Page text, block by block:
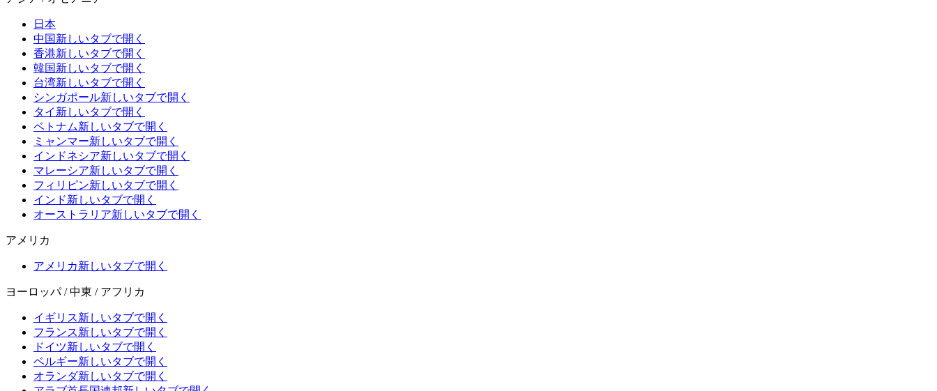
日本
中国新しいタブで開く
香港新しいタブで開く
韓国新しいタブで開く
台湾新しいタブで開く
シンガポール新しいタブで開く
タイ 新しいタブで開く
ベトナム新しいタブで開く
ミャンマー新しいタブで開く
インドネシア新しいタブで開く
マレーシア新しいタブで開く
フィリピン新しいタブで開く
インド新しいタブで開く
オーストラリア新しいタブで開く
アメリカ
アメリカ新しいタブで開く
ヨーロッパ / 中東 / アフリカ
イギリス新しいタブで開く
フランス新しいタブで開く
ドイツ新しいタブで開く
ベルギー新しいタブで開く
オランダ新しいタブで開く